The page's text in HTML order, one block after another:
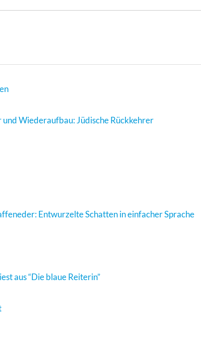
Wiederaufbau: Jüdische Rückkehrer
Entwurzelte Schatten in einfacher Sprache
aus “Die blaue Reiterin”